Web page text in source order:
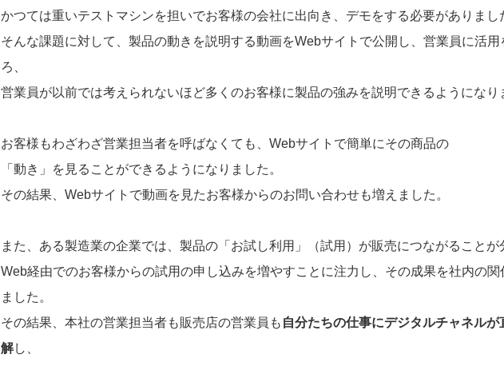
かつては重いテストマシンを担いでお客様の会社に出向き、デモをする必要がありまし
そんな課題に対して、製品の動きを説明する動画をWebサイトで公開し、営業員に活用
ろ、
営業員が以前では考えられないほど多くのお客様に製品の強みを説明できるようになり
お客様もわざわざ営業担当者を呼ばなくても、Webサイトで簡単にその商品の
「動き」を見ることができるようになりました。
その結果、Webサイトで動画を見たお客様からのお問い合わせも増えました。
また、ある製造業の企業では、製品の「お試し利用」（試用）が販売につながることが
Web経由でのお客様からの試用の申し込みを増やすことに注力し、その成果を社内の関
ました。
その結果、本社の営業担当者も販売店の営業員も 自分たちの仕事にデジタルチャネルが
解し、